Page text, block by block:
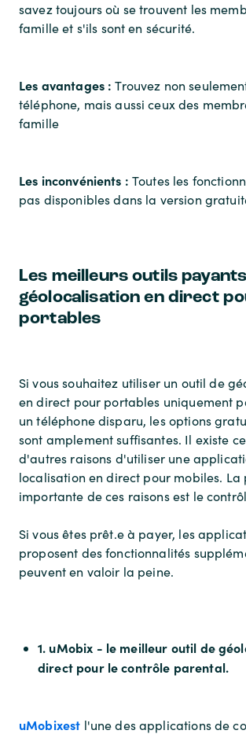
savez toujours où se trouvent les
famille et s'ils sont en sécurité.
Les avantages :Trouvez non
téléphone, mais aussi ceux des
famille
Les inconvénients :Toutes les
pas disponibles dans la version
Les meilleurs outils
géolocalisation en direct
portables
Si vous souhaitez utiliser un outil de
en direct pour portables uniquement
un téléphone disparu, les options
sont amplement suffisantes. Il existe
d'autres raisons d'utiliser une
localisation en direct pour mobiles. La
importante de ces raisons est le
Si vous êtes prêt.e à payer, les
proposent des fonctionnalités
peuvent en valoir la peine.
1. uMobix - le meilleur outil de
direct pour le contrôle parental.
uMobixest l'une des applications de